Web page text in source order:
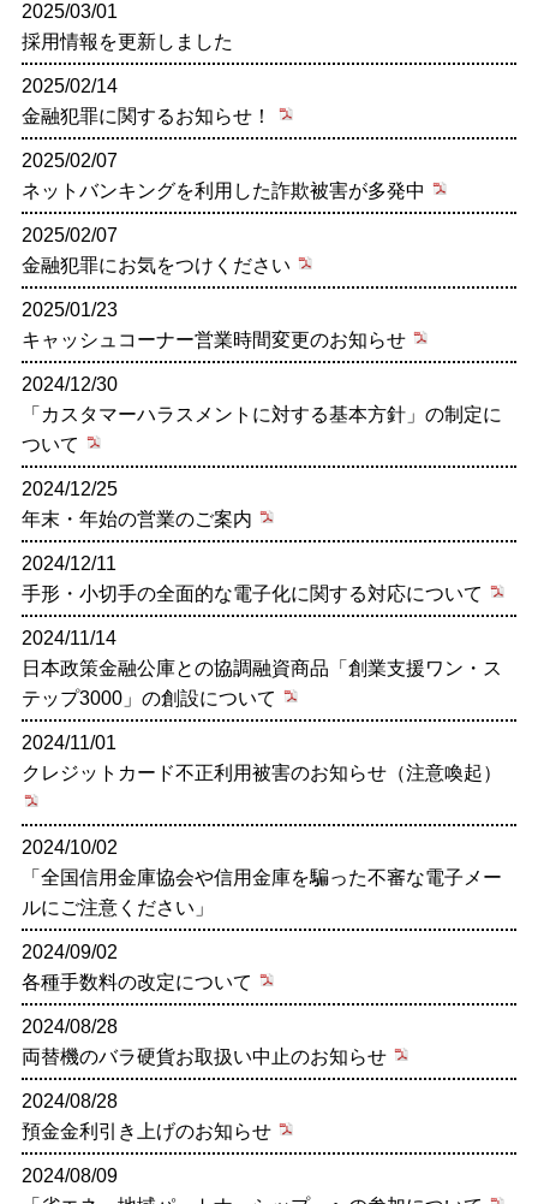
2025/03/01
採用情報を更新しました
2025/02/14
金融犯罪に関するお知らせ！
2025/02/07
ネットバンキングを利用した詐欺被害が多発中
2025/02/07
金融犯罪にお気をつけください
2025/01/23
キャッシュコーナー営業時間変更のお知らせ
2024/12/30
「カスタマーハラスメントに対する基本方針」の制定に
ついて
2024/12/25
年末・年始の営業のご案内
2024/12/11
手形・小切手の全面的な電子化に関する対応について
2024/11/14
日本政策金融公庫との協調融資商品「創業支援ワン・ス
テップ3000」の創設について
2024/11/01
クレジットカード不正利用被害のお知らせ（注意喚起）
2024/10/02
「全国信用金庫協会や信用金庫を騙った不審な電子メー
ルにご注意ください」
2024/09/02
各種手数料の改定について
2024/08/28
両替機のバラ硬貨お取扱い中止のお知らせ
2024/08/28
預金金利引き上げのお知らせ
2024/08/09